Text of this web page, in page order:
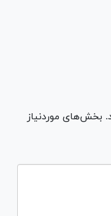
بخش‌های موردنیاز